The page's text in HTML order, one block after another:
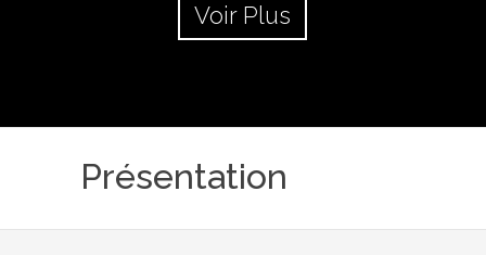
Voir Plus
Présentation